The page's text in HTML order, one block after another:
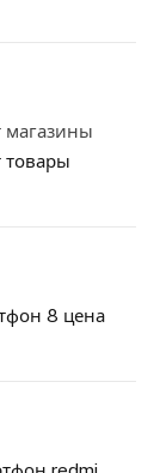
магазины
товары
8 цена